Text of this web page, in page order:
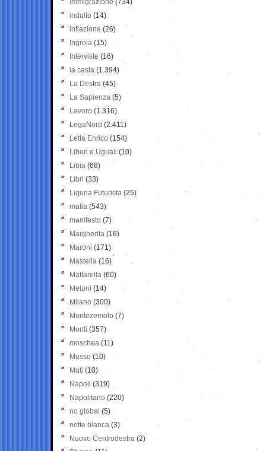
Immigrazione (734)
indulto (14)
inflazione (26)
Ingroia (15)
Interviste (16)
la casta (1.394)
La Destra (45)
La Sapienza (5)
Lavoro (1.316)
LegaNord (2.411)
Letta Enrico (154)
Liberi e Uguali (10)
Libia (68)
Libri (33)
Liguria Futurista (25)
mafia (543)
manifesto (7)
Margherita (16)
Maroni (171)
Mastella (16)
Mattarella (60)
Meloni (14)
Milano (300)
Montezemolo (7)
Monti (357)
moschea (11)
Musso (10)
Muti (10)
Napoli (319)
Napolitano (220)
no global (5)
notte bianca (3)
Nuovo Centrodestra (2)